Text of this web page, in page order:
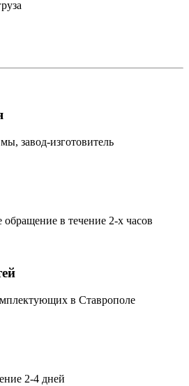
завод-изготовитель
в течение 2-х часов
в Ставрополе
2-4 дней